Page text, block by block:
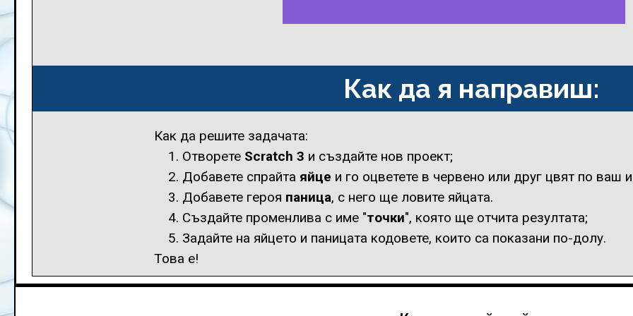
Как да я направиш:
Как да решите задачата:
Отворете Scratch 3 и създайте нов проект;
Добавете спрайта яйце и го оцветете в червено или друг цвят по ваш
Добавете героя паница, с него ще ловите яйцата.
Създайте променлива с име "точки", която ще отчита резултата;
Задайте на яйцето и паницата кодовете, които са показани по-долу.
Това е!